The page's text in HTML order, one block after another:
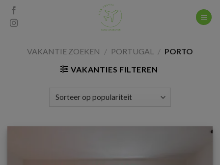
Skip
content
VAKANTIE ZOEKEN / PORTUGAL / PORTO
VAKANTIES FILTEREN